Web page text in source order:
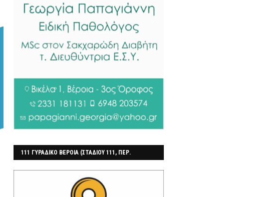
111 ΓΥΡΑΔΙΚΟ ΒΕΡΟΙΑ (ΣΤΑΔΙΟΥ 111, ΠΕΡ.